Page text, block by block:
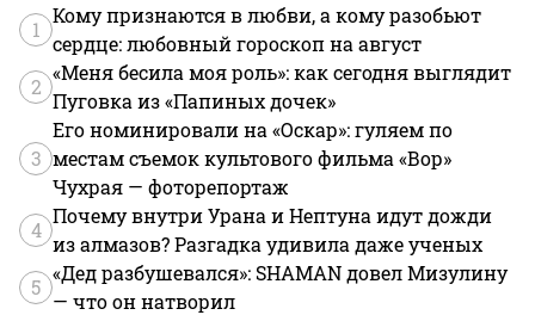
1
Кому признаются в любви, а кому разобьют
сердце: любовный гороскоп на август
2
«Меня бесила моя роль»: как сегодня выглядит
Пуговка из «Папиных дочек»
3
Его номинировали на «Оскар»: гуляем по
местам съемок культового фильма «Вор»
Чухрая — фоторепортаж
4
Почему внутри Урана и Нептуна идут дожди
из алмазов? Разгадка удивила даже ученых
5
«Дед разбушевался»: SHAMAN довел Мизулину
— что он натворил